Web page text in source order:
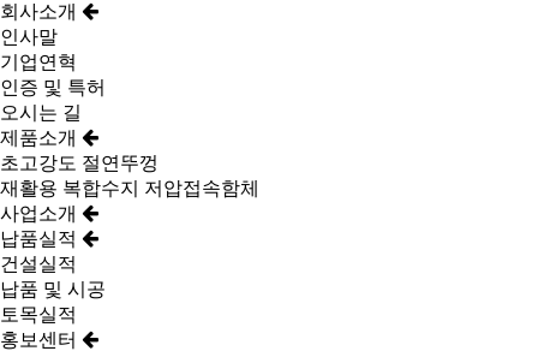
회사소개
인사말
기업연혁
인증 및 특허
오시는 길
제품소개
초고강도 절연뚜껑
재활용 복합수지 저압접속함체
사업소개
납품실적
건설실적
납품 및 시공
토목실적
홍보센터